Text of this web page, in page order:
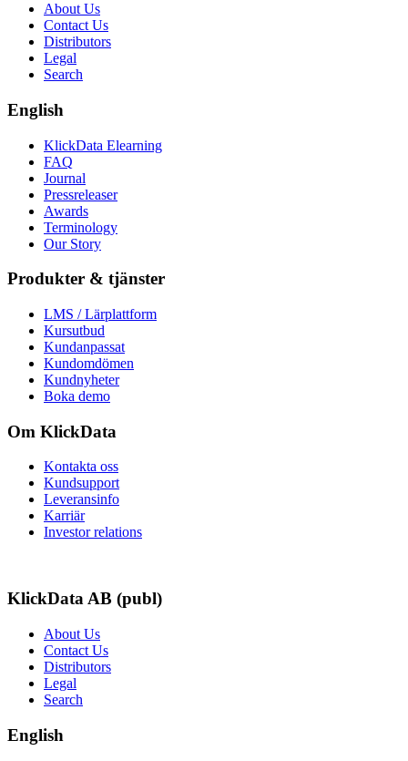
About Us
Contact Us
Distributors
Legal
Search
English
KlickData Elearning
FAQ
Journal
Pressreleaser
Awards
Terminology
Our Story
Produkter & tjänster
LMS / Lärplattform
Kursutbud
Kundanpassat
Kundomdömen
Kundnyheter
Boka demo
Om KlickData
Kontakta oss
Kundsupport
Leveransinfo
Karriär
Investor relations
KlickData AB (publ)
About Us
Contact Us
Distributors
Legal
Search
English